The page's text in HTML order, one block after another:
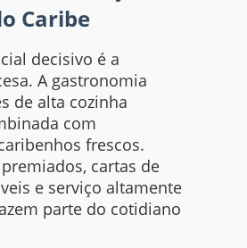
Caribe
decisivo é a
A gastronomia
de alta cozinha
com
frescos.
cartas de
e serviço altamente
parte do cotidiano